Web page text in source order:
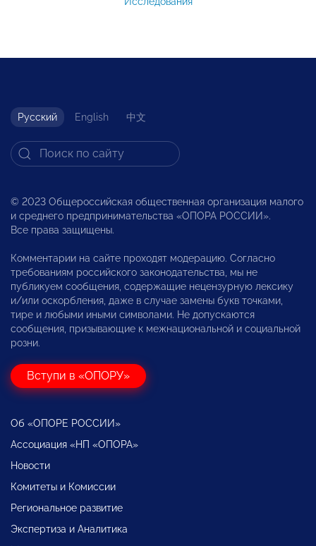
Русский English 中文
© 2023 Общероссийская общественная организация малого
и среднего предпринимательства «ОПОРА РОССИИ».
Все права защищены.
Комментарии на сайте проходят модерацию. Согласно
требованиям российского законодательства, мы не
публикуем сообщения, содержащие нецензурную лексику
и/или оскорбления, даже в случае замены букв точками,
тире и любыми иными символами. Не допускаются
сообщения, призывающие к межнациональной и социальной
розни.
Вступи в «ОПОРУ»
Об «ОПОРЕ РОССИИ»
Ассоциация «НП «ОПОРА»
Новости
Комитеты и Комиссии
Региональное развитие
Экспертиза и Аналитика